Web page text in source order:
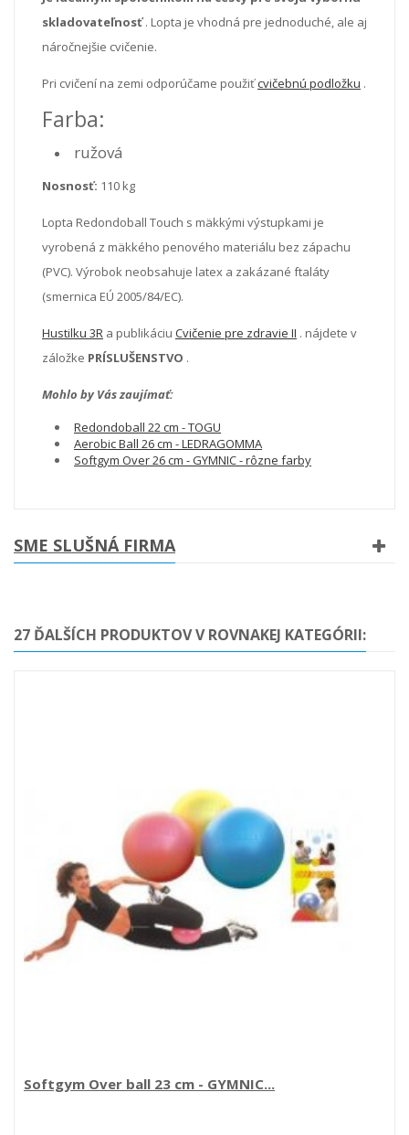
skladovateľnosť. Lopta je vhodná pre jednoduché, ale aj
náročnejšie cvičenie.
Pri cvičení na zemi odporúčame použiťcvičebnú podložku .
Farba:
ružová
Nosnosť: 110 kg
Lopta Redondoball Touch s mäkkými výstupkami je
vyrobená z mäkkého penového materiálu bez zápachu
(PVC). Výrobok neobsahuje latex a zakázané ftaláty
(smernica EÚ 2005/84/EC).
Hustilku 3R a publikáciu Cvičenie pre zdravie II . nájdete v
záložke PRÍSLUŠENSTVO .
Mohlo by Vás zaujímať:
Redondoball 22 cm - TOGU
Aerobic Ball 26 cm - LEDRAGOMMA
Softgym Over 26 cm - GYMNIC - rôzne farby
SME SLUŠNÁ FIRMA
27 ĎALŠÍCH PRODUKTOV V ROVNAKEJ KATEGÓRII:
Softgym Over ball 23 cm - GYMNIC...